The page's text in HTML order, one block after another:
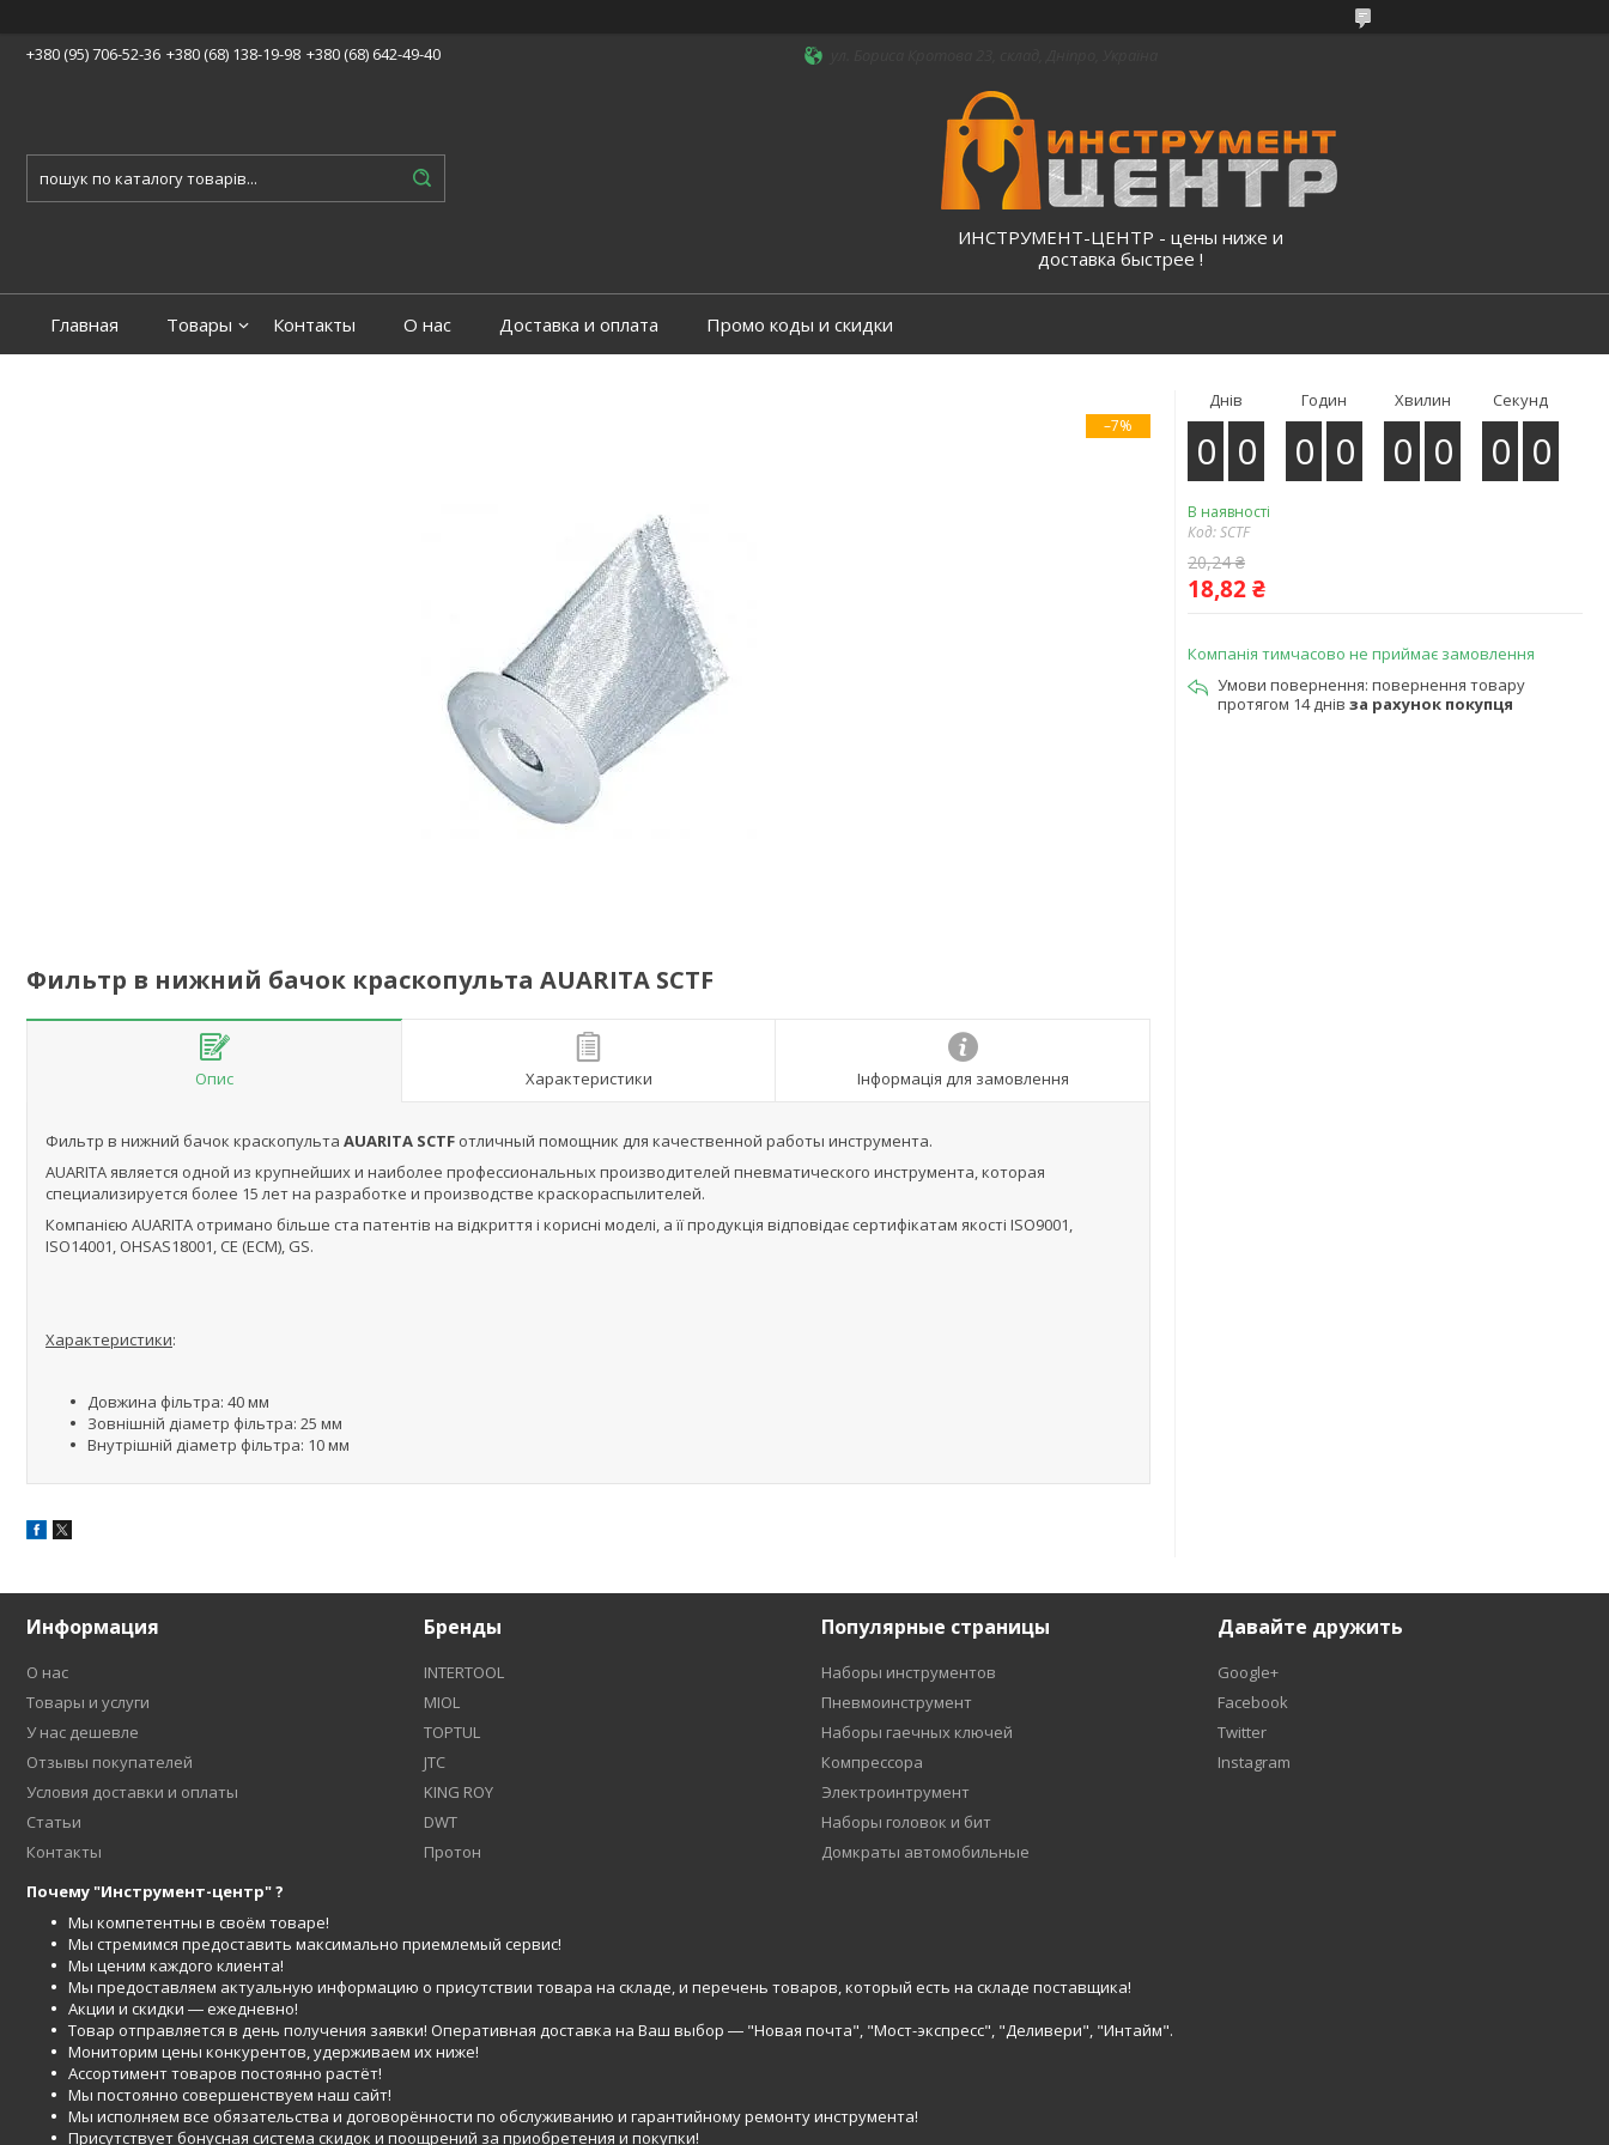
+380 (95) 706-52-36 +380 (68) 138-19-98 +380 (68) 642-49-40
ИНСТРУМЕНТ-ЦЕНТР - цены ниже и
доставка быстрее !
Главная Товары Контакты О нас Доставка и оплата Промо коды и скидки
–7%
Фильтр в нижний бачок краскопульта AUARITA SCTF
Опис Характеристики Інформація для замовлення
Фильтр в нижний бачок краскопульта AUARITA SCTF отличный помощник для качественной работы инструмента.
AUARITA является одной из крупнейших и наиболее профессиональных производителей пневматического инструмента, которая
специализируется более 15 лет на разработке и производстве краскораспылителей.
Компанією AUARITA отримано більше ста патентів на відкриття і корисні моделі, а її продукція відповідає сертифікатам якості ISO9001,
ISO14001, OHSAS18001, CE (ECM), GS.
Характеристики:
Довжина фільтра: 40 мм
Зовнішній діаметр фільтра: 25 мм
Внутрішній діаметр фільтра: 10 мм
Днів
0 0
Годин
0 0
Хвилин
0 0
Секунд
0 0
В наявності
Код:SCTF
20,24 ₴
18,82 ₴
Компанія тимчасово не приймає замовлення
повернення товару
протягом 14 днів за рахунок покупця
Информация
О нас
Товары и услуги
У нас дешевле
Отзывы покупателей
Условия доставки и оплаты
Статьи
Контакты
Бренды
INTERTOOL
MIOL
TOPTUL
JTC
KING ROY
DWT
Протон
Популярные страницы
Наборы инструментов
Пневмоинструмент
Наборы гаечных ключей
Компрессора
Электроинтрумент
Наборы головок и бит
Домкраты автомобильные
Давайте дружить
Google+
Facebook
Twitter
Instagram
Почему "Инструмент-центр" ?
Мы компетентны в своём товаре!
Мы стремимся предоставить максимально приемлемый сервис!
Мы ценим каждого клиента!
Мы предоставляем актуальную информацию о присутствии товара на складе, и перечень товаров, который есть на складе поставщика!
Акции и скидки ― ежедневно!
Товар отправляется в день получения заявки! Оперативная доставка на Ваш выбор ― "Новая почта", "Мост-экспресс", "Деливери", "Интайм".
Мониторим цены конкурентов, удерживаем их ниже!
Ассортимент товаров постоянно растёт!
Мы постоянно совершенствуем наш сайт!
Мы исполняем все обязательства и договорённости по обслуживанию и гарантийному ремонту инструмента!
Присутствует бонусная система скидок и поощрений за приобретения и покупки!